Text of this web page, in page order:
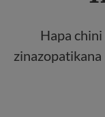
Hapa
zinazopatikana